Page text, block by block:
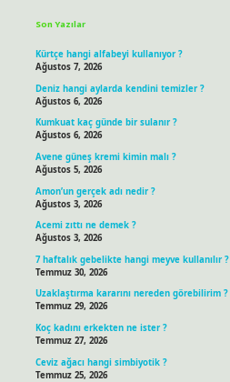
Son Yazılar
Kürtçe hangi alfabeyi kullanıyor ?
Ağustos 7, 2026
Deniz hangi aylarda kendini temizler ?
Ağustos 6, 2026
Kumkuat kaç günde bir sulanır ?
Ağustos 6, 2026
Avene güneş kremi kimin malı ?
Ağustos 5, 2026
Amon’un gerçek adı nedir ?
Ağustos 3, 2026
Acemi zıttı ne demek ?
Ağustos 3, 2026
7 haftalık gebelikte hangi meyve kullanılır ?
Temmuz 30, 2026
Uzaklaştırma kararını nereden görebilirim ?
Temmuz 29, 2026
Koç kadını erkekten ne ister ?
Temmuz 27, 2026
Ceviz ağacı hangi simbiyotik ?
Temmuz 25, 2026